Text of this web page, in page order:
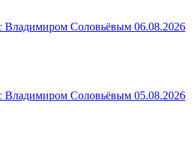
Владимиром Соловьёвым 06.08.2026
Владимиром Соловьёвым 05.08.2026